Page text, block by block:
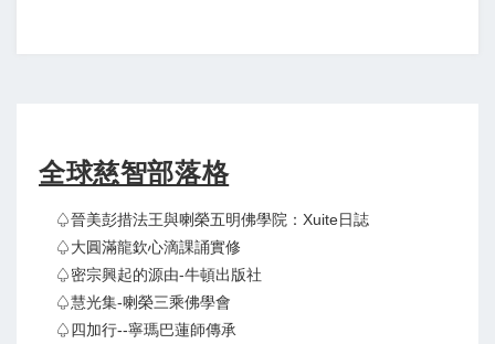
全球慈智部落格
♤晉美彭措法王與喇榮五明佛學院：Xuite日誌
♤大圓滿龍欽心滴課誦實修
♤密宗興起的源由-牛頓出版社
♤慧光集-喇榮三乘佛學會
♤四加行--寧瑪巴蓮師傳承